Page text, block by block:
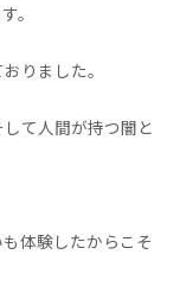
。
りました。
て人間が持つ闇と
体験したからこそ